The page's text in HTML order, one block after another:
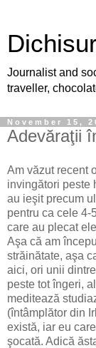
Journalist and
traveller,
November 15,
Adevăraţii
Am văzut recent
invingători peste
au ieşit precum
pentru ca cele 4-
care au plecat
Aşa că am
străinătate, aşa
aici, ori unii
peste tot îngeri,
meditează
(întâmplător din
există, iar eu
şocată. Adică